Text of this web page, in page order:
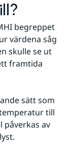
begreppet
värdena såg
skulle se ut
framtida
sätt som
till
av